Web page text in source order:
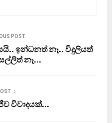
POST
ඉන්ධනත් නෑ.. විදුලියත්
නෑ…
විවාදයක්…